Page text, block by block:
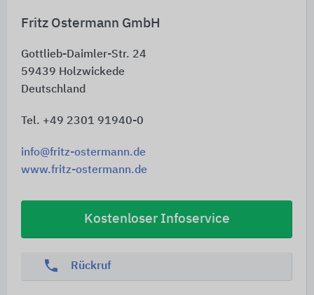
Fritz Ostermann GmbH
Gottlieb-Daimler-Str. 24
59439 Holzwickede
Deutschland
Tel. +49 2301 91940-0
info@fritz-ostermann.de
www.fritz-ostermann.de
Kostenloser Infoservice
phone Rückruf